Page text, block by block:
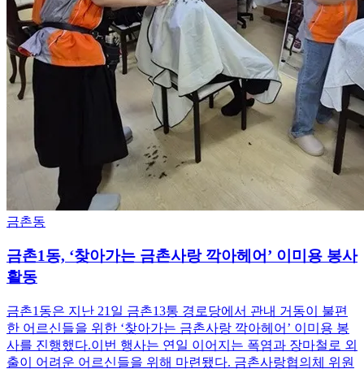
금촌동
금촌1동, ‘찾아가는 금촌사랑 깍아헤어’ 이미용 봉사
활동
금촌1동은 지난 21일 금촌13통 경로당에서 관내 거동이 불편
한 어르신들을 위한 ‘찾아가는 금촌사랑 깍아헤어’ 이미용 봉
사를 진행했다.이번 행사는 연일 이어지는 폭염과 장마철로 외
출이 어려운 어르신들을 위해 마련됐다. 금촌사랑협의체 위원